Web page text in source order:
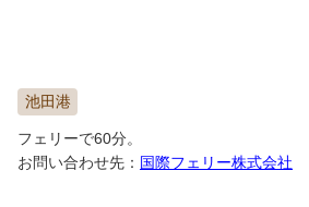
池田港
フェリーで60分。
お問い合わせ先： 国際フェリー株式会社